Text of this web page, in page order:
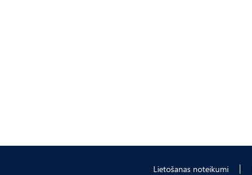
Lietošanas noteikumi